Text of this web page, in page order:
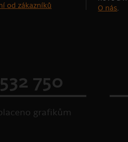
od zákazníků
O nás.
750
grafikům